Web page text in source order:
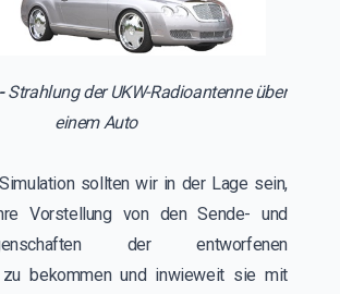
Strahlung der UKW-Radioantenne über
einem Auto
sollten wir in der Lage sein,
Vorstellung von den Sende- und
der entworfenen
zu bekommen und inwieweit sie mit